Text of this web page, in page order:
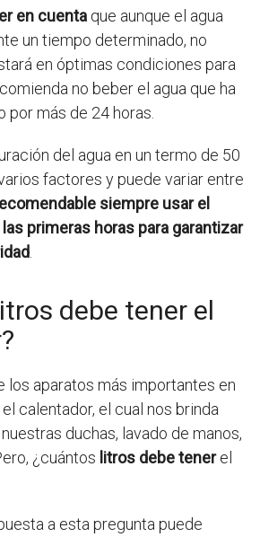
en cuenta que aunque el agua
un tiempo determinado, no
en óptimas condiciones para
no beber el agua que ha
por más de 24 horas.
del agua en un termo de 50
factores y puede variar entre
siempre usar el
primeras horas para garantizar
debe tener el
los aparatos más importantes en
calentador, el cual nos brinda
duchas, lavado de manos,
¿cuántos litros debe tenerel
a esta pregunta puede